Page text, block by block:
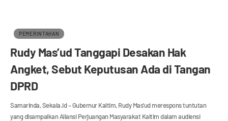
PEMERINTAHAN
Rudy Mas’ud Tanggapi Desakan Hak
Angket, Sebut Keputusan Ada di Tangan
DPRD
Samarinda, Sekala.id – Gubernur Kaltim, Rudy Mas'ud merespons tuntutan
yang disampaikan Aliansi Perjuangan Masyarakat Kaltim dalam audiensi